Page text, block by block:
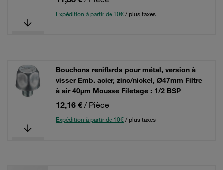
Expédition à partir de 10€/ plus taxes
Bouchons reniflards pour métal, version à
visser Emb. acier, zinc/nickel, Ø47mm Filtre
à air 40µm Mousse Filetage : 1/2 BSP
12,16 € / Pièce
Expédition à partir de 10€/ plus taxes